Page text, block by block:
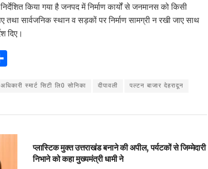
किया गया है जनपद में निर्माण कार्यों से जनमानस को किसी
सार्वजनिक स्थान व सड़कों पर निर्माण सामग्री न रखी जाए साथ
दिए।
ar स्मार्ट सिटी लि0 सोनिका दीपावली पल्टन बाजार देहरादून
प्लास्टिक मुक्त उत्तराखंड बनाने की अपील, पर्यटकों से जिम्मेदारी
निभाने को कहा मुख्यमंत्री धामी ने